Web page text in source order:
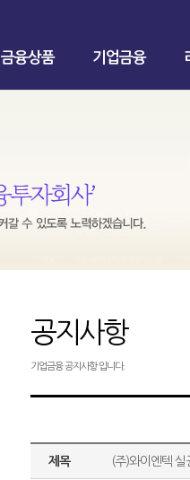
금융상품 기업금융
공지사항
기업금융 공지사항 입니다.
제목 (주)와이엔텍 실